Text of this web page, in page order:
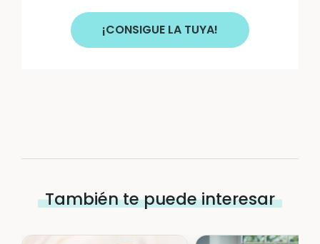
¡CONSIGUE LA TUYA!
También te puede interesar